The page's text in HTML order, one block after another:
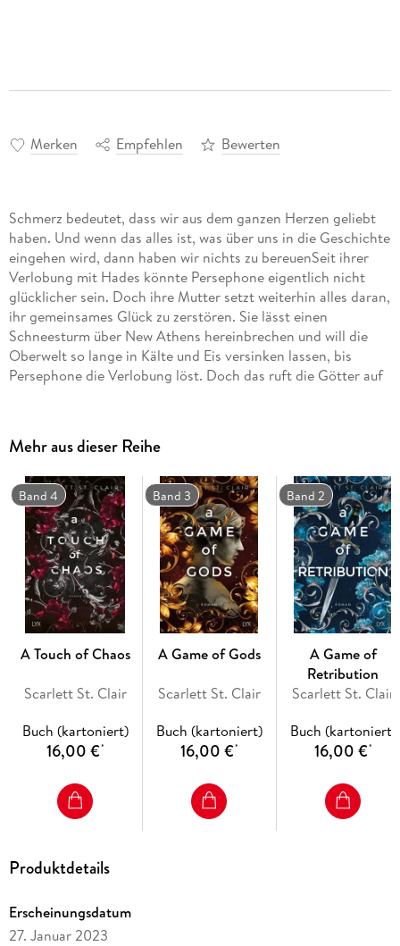
Merken Empfehlen Bewerten
Schmerz bedeutet, dass wir aus dem ganzen Herzen geliebt
haben. Und wenn das alles ist, was über uns in die Geschichte
eingehen wird, dann haben wir nichts zu bereuenSeit ihrer
Verlobung mit Hades könnte Persephone eigentlich nicht
glücklicher sein. Doch ihre Mutter setzt weiterhin alles daran,
ihr gemeinsames Glück zu zerstören. Sie lässt einen
Schneesturm über New Athens hereinbrechen und will die
Oberwelt so lange in Kälte und Eis versinken lassen, bis
Persephone die Verlobung löst. Doch das ruft die Götter auf
ziehen? Oder werden sie ihre gefährliche Allianz letztendlich
doch gegen den ungeliebten König der Unterwelt
richten?"Drama, Herzschmerz, tiefe Gefühle: Ich war definitiv
noch nicht bereit für dieses Ende und werde für immer
Heimweh nach der Unterwelt haben!"
LEAHSLITTLEPLEASURESBand 3 der
HADES&PERSEPHONE-Trilogie von Bestseller-Autorin
Scarlett St. Clair
Mehr aus dieser Reihe
Band 4
A Touch of Chaos
Scarlett St. Clair
Buch (kartoniert)
16,00 €*
Band 3
A Game of Gods
Scarlett St. Clair
Buch (kartoniert)
16,00 €*
Band 2
A Game of
Retribution
Scarlett St. Clair
Buch (kartoniert)
16,00 €*
Produktdetails
Erscheinungsdatum
27. Januar 2023